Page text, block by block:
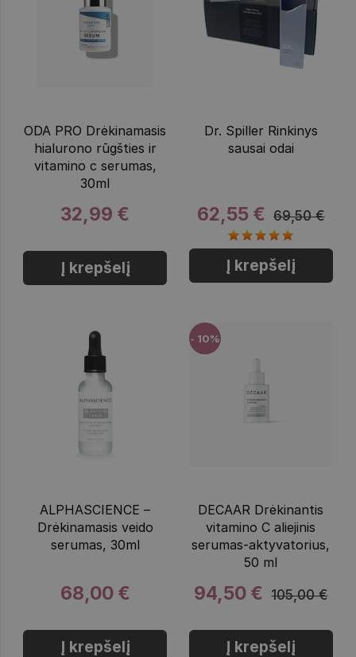
ODA PRO Drėkinamasis
hialurono rūgšties ir
vitamino c serumas,
30ml
32,99 €
Į krepšelį
Dr. Spiller Rinkinys
sausai odai
62,55 € 69,50 €
Į krepšelį
ALPHASCIENCE –
Drėkinamasis veido
serumas, 30ml
68,00 €
Į krepšelį
DECAAR Drėkinantis
vitamino C aliejinis
serumas-aktyvatorius,
50 ml
94,50 € 105,00 €
Į krepšelį
- 10%